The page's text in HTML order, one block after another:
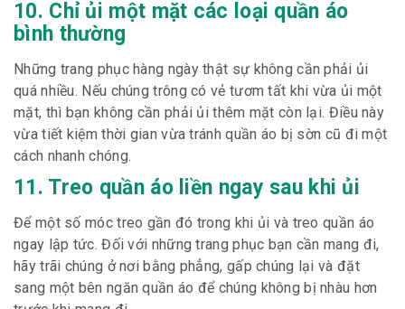
10. Chỉ ủi một mặt các loại quần áo
bình thường
Những trang phục hàng ngày thật sự không cần phải ủi
quá nhiều. Nếu chúng trông có vẻ tươm tất khi vừa ủi một
mặt, thì bạn không cần phải ủi thêm mặt còn lại. Điều này
vừa tiết kiệm thời gian vừa tránh quần áo bị sờn cũ đi một
cách nhanh chóng.
11. Treo quần áo liền ngay sau khi ủi
Để một số móc treo gần đó trong khi ủi và treo quần áo
ngay lập tức. Đối với những trang phục bạn cần mang đi,
hãy trãi chúng ở nơi bằng phẳng, gấp chúng lại và đặt
sang một bên ngăn quần áo để chúng không bị nhàu hơn